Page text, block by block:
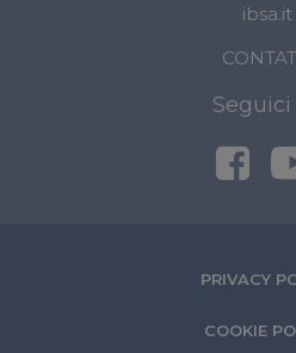
ibsa.it
Seguici
PRIVACY
COOKIE